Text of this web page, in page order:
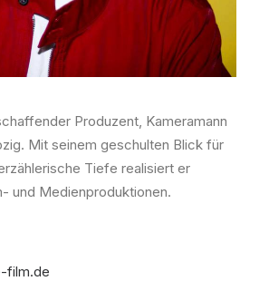
Produzent, Kameramann
Mit seinem geschulten Blick für
Tiefe realisiert er
und Medienproduktionen.
film.de